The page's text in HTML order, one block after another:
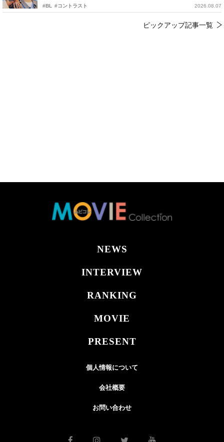
#BL #コントラスト 2026.08.07
ピックアップ記事一覧
NEWS
INTERVIEW
RANKING
MOVIE
PRESENT
個人情報について
会社概要
お問い合わせ